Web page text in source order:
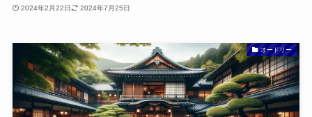
2024年2月22日 2024年7月25日
オードリー